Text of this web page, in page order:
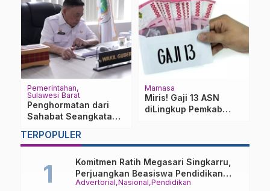
Pemerintahan
Sulawesi Barat
Penghormatan dari
Sahabat Seangkatan,
Dimakankan di
Mamasa
Miris! Gaji 13 ASN
diLingkup Pemkab
TERPOPULER
Advertorial Nasional Pendidikan
Komitmen Ratih Megasari Singkarru,
Perjuangkan Beasiswa Pendidikan
Dari PAUD Hingga Perguruan Tinggi